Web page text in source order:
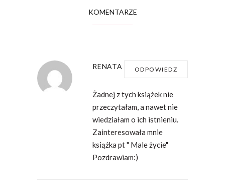
KOMENTARZE
RENATA ODPOWIEDZ
Żadnej z tych książek nie
przeczytałam, a nawet nie
wiedziałam o ich istnieniu.
Zainteresowała mnie
książka pt " Male życie"
Pozdrawiam:)